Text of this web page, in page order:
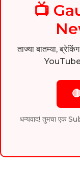
📺
ताज्या बातम्या,
धन्यवाद! तुमचा एक